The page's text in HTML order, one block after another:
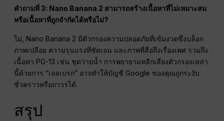
คำถามที่ 3: Nano Banana 2 สามารถสร้างเนื้อหาที่ไม่เหมาะสม
หรือเนื้อหาที่ถูกจำกัดได้หรือไม่?
ไม่, Nano Banana 2 มีตัวกรองความปลอดภัยที่เข้มงวดซึ่งบล็อก
ภาพเปลือย ความรุนแรงที่ชัดเจน และภาพที่สื่อถึงเรื่องเพศ รวมถึง
เนื้อหา PG-13 เช่น ชุดว่ายน้ำ การพยายามหลีกเลี่ยงตัวกรองเหล่า
นี้ด้วยการ “เจลเบรก” อาจทำให้บัญชี Google ของคุณถูกระงับ
ชั่วคราวหรือถาวรได้.
สรุป